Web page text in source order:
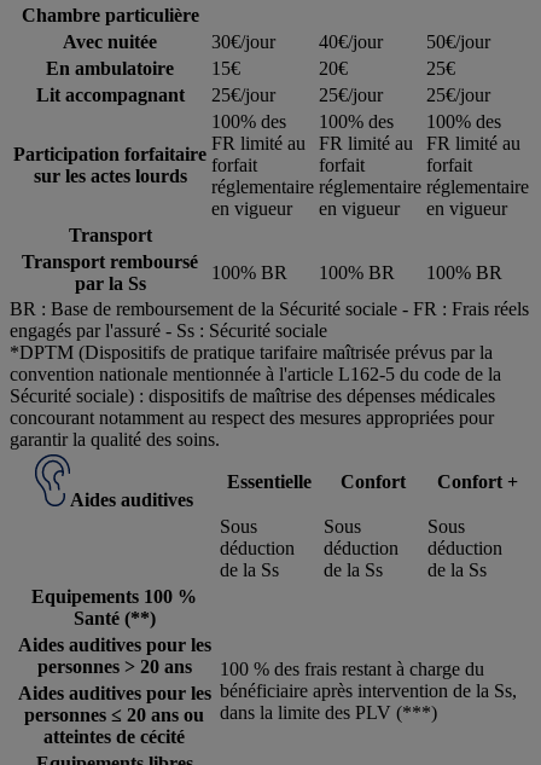
Chambre particulière
Avec nuitée
30€/jour 40€/jour
50€/jour
En ambulatoire
15€ 20€
25€
Lit accompagnant
25€/jour 25€/jour 25€/jour
Participation forfaitaire
sur les actes lourds
100% des
FR limité au
forfait
réglementaire
en vigueur
100% des
FR limité au
forfait
réglementaire
en vigueur
100% des
FR limité au
forfait
réglementaire
en vigueur
Transport
Transport remboursé
par la Ss
100% BR 100% BR
100% BR
BR : Base de remboursement de la Sécurité sociale ‐ FR : Frais réels
engagés par l'assuré ‐ Ss : Sécurité sociale
*DPTM (Dispositifs de pratique tarifaire maîtrisée prévus par la
convention nationale mentionnée à l'article L162‐5 du code de la
Sécurité sociale) : dispositifs de maîtrise des dépenses médicales
concourant notamment au respect des mesures appropriées pour
garantir la qualité des soins.
Aides auditives
Essentielle Confort Confort +
Sous
déduction
de la Ss
Sous
déduction
de la Ss
Sous
déduction
de la Ss
Equipements 100 %
Santé (**)
Aides auditives pour les
personnes > 20 ans
100 % des frais restant à charge du
bénéficiaire après intervention de la Ss,
dans la limite des PLV (***)
Aides auditives pour les
personnes ≤ 20 ans ou
atteintes de cécité